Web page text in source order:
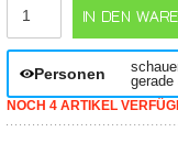
Personen
gerade
NOCH 4 ARTIKEL